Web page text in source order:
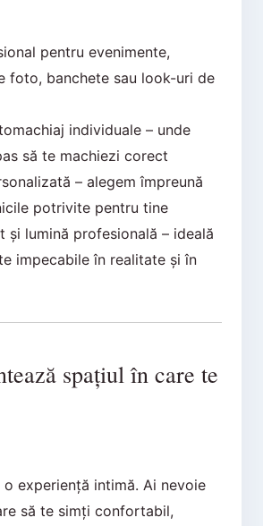
pentru evenimente,
foto, banchete sau look-uri de
individuale – unde
să te machiezi corect
– alegem împreună
potrivite pentru tine
și lumină profesională – ideală
impecabile în realitate și în
spațiul în care te
o experiență intimă. Ai nevoie
să te simți confortabil,